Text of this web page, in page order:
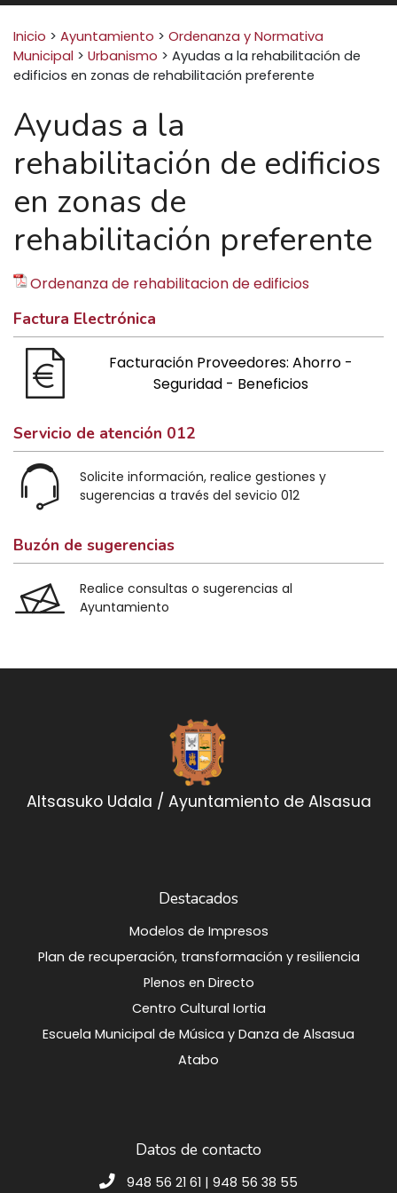
Buscar:
Inicio > Ayuntamiento > Ordenanza y Normativa
Municipal > Urbanismo > Ayudas a la rehabilitación de
edificios en zonas de rehabilitación preferente
Ayudas a la
rehabilitación de edificios
en zonas de
rehabilitación preferente
Ordenanza de rehabilitacion de edificios
Factura Electrónica
Facturación Proveedores: Ahorro -
Seguridad - Beneficios
Servicio de atención 012
Solicite información, realice gestiones y
sugerencias a través del sevicio 012
Buzón de sugerencias
Realice consultas o sugerencias al
Ayuntamiento
Altsasuko Udala / Ayuntamiento de Alsasua
Destacados
Modelos de Impresos
Plan de recuperación, transformación y resiliencia
Plenos en Directo
Centro Cultural Iortia
Escuela Municipal de Música y Danza de Alsasua
Atabo
Datos de contacto
948 56 21 61 | 948 56 38 55